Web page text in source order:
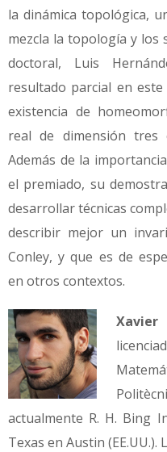
la dinámica topológica,
mezcla la topología y los
doctoral, Luis
resultado parcial en
existencia de
real de dimensión tres
Además de la
el premiado, su
desarrollar técnicas
describir mejor un
Conley, y que es de
en otros contextos.
Xavier
actualmente R. H. Bing
Texas en Austin